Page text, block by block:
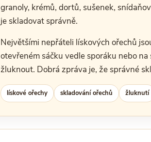
granoly, krémů, dortů, sušenek,
je skladovat správně.
Největšími nepřáteli lískových ořechů
otevřeném sáčku vedle sporáku nebo
žluknout. Dobrá zpráva je, že správné
lískové ořechy skladování ořechů žluknutí